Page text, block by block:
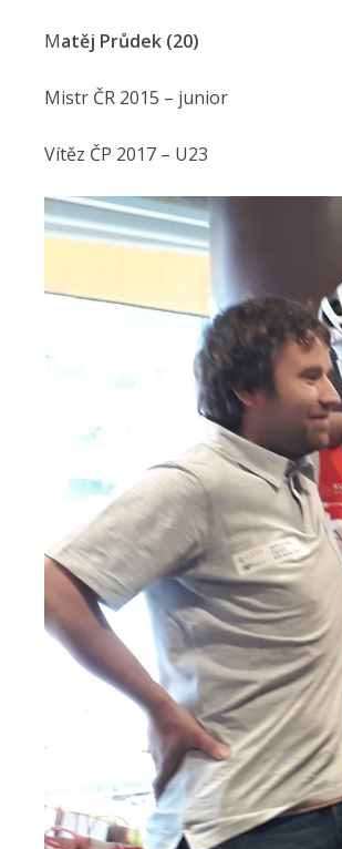
Matěj Průdek (20)
Mistr ČR 2015 – junior
Vítěz ČP 2017 – U23